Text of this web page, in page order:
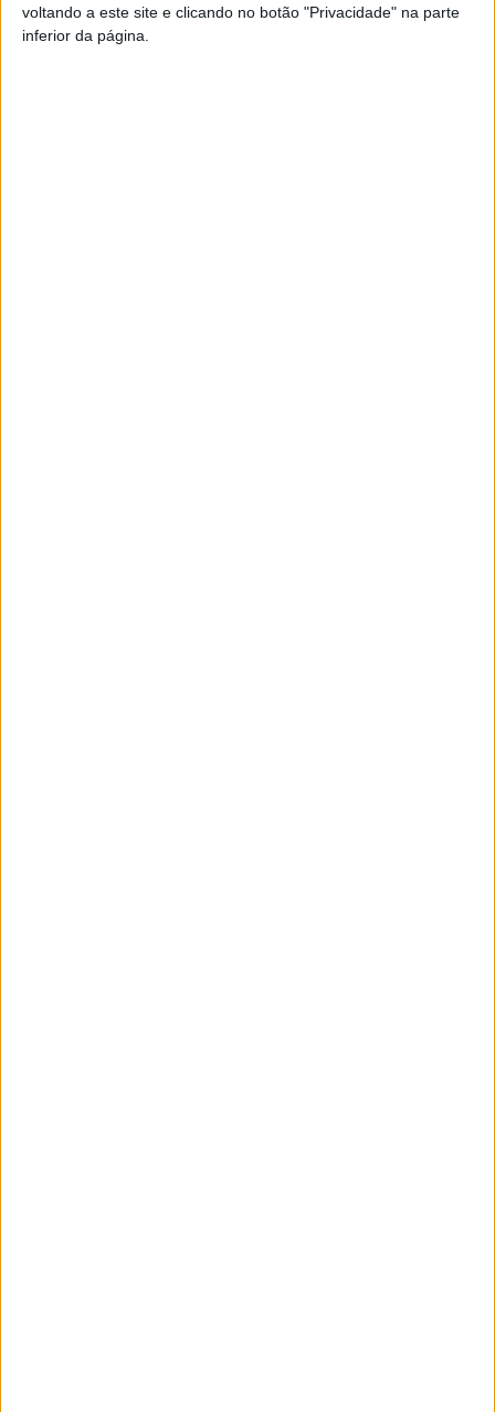
voltando a este site e clicando no botão "Privacidade" na parte
inferior da página.
Gustavo Reinas desde muito cedo manifestou a sua